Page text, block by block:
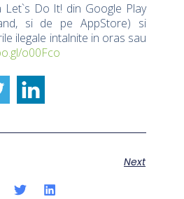
Let`s Do It! din Google Play
si de pe AppStore) si
ilegale intalnite in oras sau
o00Fco
Next